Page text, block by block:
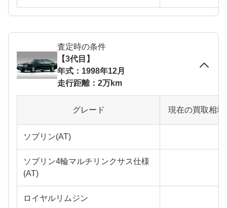
査定時の条件
【3代目】
年式：1998年12月
走行距離：2万km
グレード 現在の買取相
ソブリン(AT)
ソブリン4輪マルチリンクサス仕様
(AT)
ロイヤルリムジン